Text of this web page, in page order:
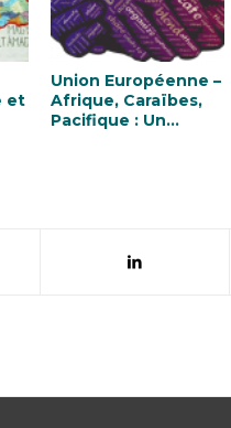
et
Union Européenne –
Afrique, Caraïbes,
Pacifique : Un